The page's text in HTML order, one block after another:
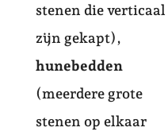
stenen die verticaal
zijn gekapt),
hunebedden
(meerdere grote
stenen op elkaar